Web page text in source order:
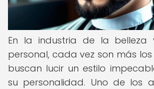
En la industria de la belleza
personal, cada vez son más
buscan lucir un estilo
su personalidad. Uno de los